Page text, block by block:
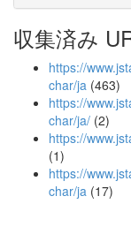
収集済み
https://
char/ja (463)
https://
char/ja/ (2)
https://
(1)
https://
char/ja (17)